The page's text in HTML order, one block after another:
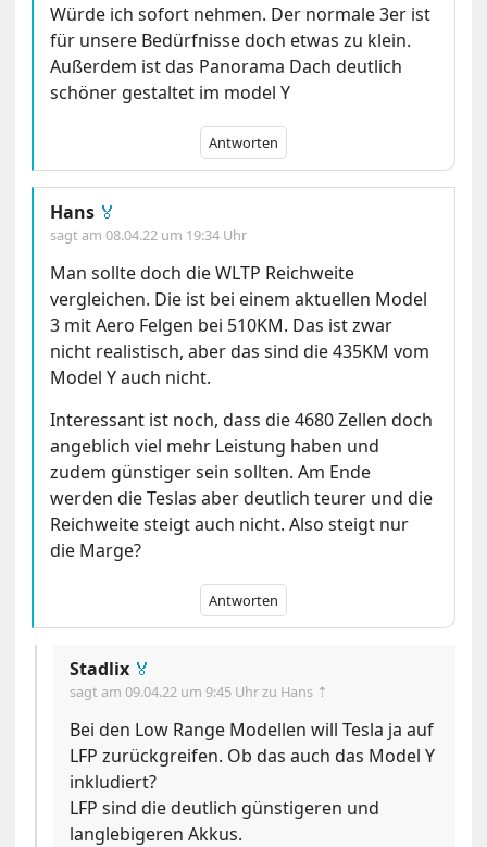
Würde ich sofort nehmen. Der normale 3er ist
für unsere Bedürfnisse doch etwas zu klein.
Außerdem ist das Panorama Dach deutlich
schöner gestaltet im model Y
Antworten
Hans 🏅
sagt am08.04.22 um 19:34 Uhr
Man sollte doch die WLTP Reichweite
vergleichen. Die ist bei einem aktuellen Model
3 mit Aero Felgen bei 510KM. Das ist zwar
nicht realistisch, aber das sind die 435KM vom
Model Y auch nicht.
Interessant ist noch, dass die 4680 Zellen doch
angeblich viel mehr Leistung haben und
zudem günstiger sein sollten. Am Ende
werden die Teslas aber deutlich teurer und die
Reichweite steigt auch nicht. Also steigt nur
die Marge?
Antworten
Stadlix 🏅
sagt am09.04.22 um 9:45 Uhrzu Hans ⇡
Bei den Low Range Modellen will Tesla ja auf
LFP zurückgreifen. Ob das auch das Model Y
inkludiert?
LFP sind die deutlich günstigeren und
langlebigeren Akkus.